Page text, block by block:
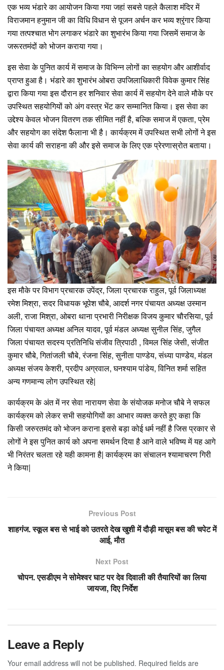
एक भव्य भंडारे का आयोजन किया गया जहां सबसे पहले कैलाश मंदिर में
विराजमान हनुमान जी का विधि विधान से पूजन अर्चन कर भव्य श्रृंगार किया
गया तत्पश्चात भोग लगाकर भंडारे का शुभारंभ किया गया जिसमें समाज के
जरूरतमंदों को भोजन कराया गया।
इस सेवा के पुनित कार्य में समाज के विभिन्न लोगों का सहयोग और आशीर्वाद
प्राप्त हुआ है। भंडारे का शुभारंभ ओबरा उपजिलाधिकारी विवेक कुमार सिंह
द्वारा किया गया इस दौरान हर शनिवार सेवा कार्य में सहयोग देने वाले मौके पर
उपस्थित सहयोगियों को अंग वस्त्र भेंट कर सम्मानित किया। इस सेवा का
उद्देश्य केवल भोजन वितरण तक सीमित नहीं है, बल्कि समाज में एकता, प्रेम
और सहयोग का संदेश फैलाना भी है। कार्यक्रम में उपस्थित सभी लोगों ने इस
सेवा कार्य की सराहना की और इसे समाज के लिए एक प्रेरणास्रोत बताया।
इस मौके पर विभाग प्रचारक उपेंद्र, जिला प्रचारक राहुल, पूर्व जिलाध्यक्ष
रमेश मिश्रा, सदर विधायक भूपेश चौबे, आदर्श नगर पंचायत अध्यक्ष उस्मान
अली, राजा मिश्रा, ओबरा थाना प्रभारी निरीक्षक विजय कुमार चौरसिया, पूर्व
जिला पंचायत अध्यक्ष अनिल यादव, पूर्व मंडल अध्यक्ष सुनील सिंह, जुगैल
जिला पंचायत सदस्य प्रतिनिधि संजीव त्रिपाठी , विमल सिंह जेसी, संजीत
कुमार चौबे, गितांजली चौबे, रंजना सिंह, सुनीता पाण्डेय, संध्या पाण्डेय, मंडल
अध्यक्ष संजय केशरी, प्रदीप अग्रवाल, घनश्याम पांडेय, विनित शर्मा सहित
अन्य गणमान्य लोग उपस्थित रहे|
कार्यक्रम के अंत में नर सेवा नारायण सेवा के संयोजक मनोज चौबे ने सफल
कार्यक्रम को लेकर सभी सहयोगियों का आभार व्यक्त करते हुए कहा कि
किसी जरुरतमंद को भोजन कराना इससे बड़ा कोई धर्म नहीं है जिस प्रकार से
लोगों ने इस पुनित कार्य को अपना समर्थन दिया है आने वाले भविष्य में यह आगे
भी निरंतर चलता रहे यही कामना है| कार्यक्रम का संचालन श्यामाचरण गिरी
ने किया|
Previous Post
शाहगंज. स्कूल बस से भाई को उतरते देख खुशी में दौड़ी मासूम बस की चपेट में
आई, मौत
Next Post
चोपन. एसडीएम ने सोमेश्वर घाट पर देव दिवाली की तैयारियों का लिया
जायजा, दिए निर्देश
Leave a Reply
Your email address will not be published. Required fields are